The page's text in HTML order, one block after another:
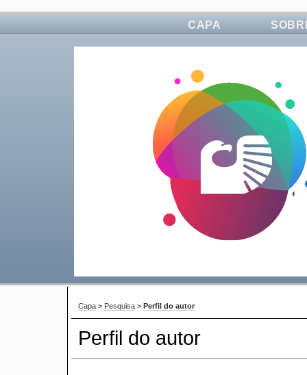
CAPA
Capa > Pesquisa > Perfil do autor
Perfil do autor